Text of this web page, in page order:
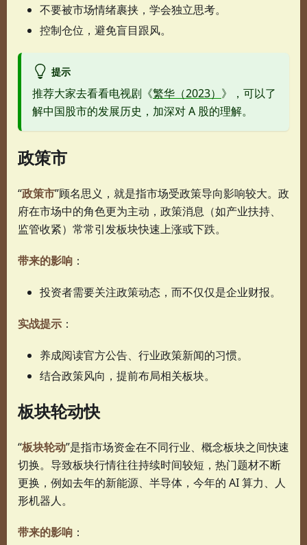
不要被市场情绪裹挟，学会独立思考。
控制仓位，避免盲目跟风。
提示
推荐大家去看看电视剧《繁华（2023） 》，可以了
解中国股市的发展历史，加深对 A 股的理解。
政策市
“政策市”顾名思义，就是指市场受政策导向影响较大。政
府在市场中的角色更为主动，政策消息（如产业扶持、
监管收紧）常常引发板块快速上涨或下跌。
带来的影响 ：
投资者需要关注政策动态，而不仅仅是企业财报。
实战提示 ：
养成阅读官方公告、行业政策新闻的习惯。
结合政策风向，提前布局相关板块。
板块轮动快
“板块轮动”是指市场资金在不同行业、概念板块之间快速
切换。导致板块行情往往持续时间较短，热门题材不断
更换，例如去年的新能源、半导体，今年的 AI 算力、人
形机器人。
带来的影响 ：